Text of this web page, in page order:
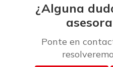
¿Alguna
Ponte en